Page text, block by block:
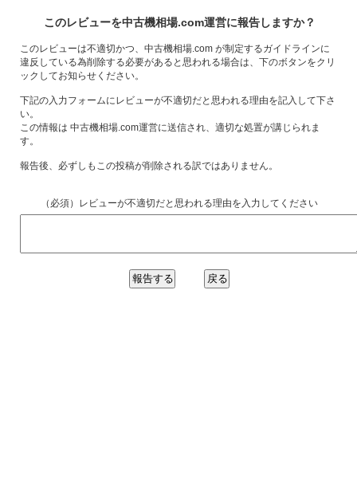
このレビューを中古機相場.com運営に報告しますか？
このレビューは不適切かつ、中古機相場.com が制定するガイドラインに
違反している為削除する必要があると思われる場合は、下のボタンをクリ
ックしてお知らせください。
下記の入力フォームにレビューが不適切だと思われる理由を記入して下さ
い。
この情報は 中古機相場.com運営に送信され、適切な処置が講じられま
す。
報告後、必ずしもこの投稿が削除される訳ではありません。
（必須）レビューが不適切だと思われる理由を入力してください